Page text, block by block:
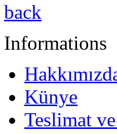
back
Informations
Künye
Teslimat